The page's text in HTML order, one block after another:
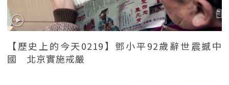
【歷史上的今天0219】鄧小平92歲辭世震撼中
國 北京實施戒嚴